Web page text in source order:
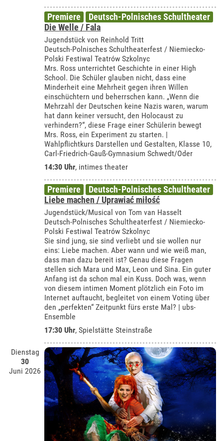
Premiere
Deutsch-Polnisches Schultheater
Die Welle / Fala
Jugendstück von Reinhold Tritt
Deutsch-Polnisches Schultheaterfest / Niemiecko-
Polski Festiwal Teatrów Szkolnyc
Mrs. Ross unterrichtet Geschichte in einer High
School. Die Schüler glauben nicht, dass eine
Minderheit eine Mehrheit gegen ihren Willen
einschüchtern und beherrschen kann. „Wenn die
Mehrzahl der Deutschen keine Nazis waren, warum
hat dann keiner versucht, den Holocaust zu
verhindern?“, diese Frage einer Schülerin bewegt
Mrs. Ross, ein Experiment zu starten. |
Wahlpflichtkurs Darstellen und Gestalten, Klasse 10,
Carl-Friedrich-Gauß-Gymnasium Schwedt/Oder
14:30 Uhr, intimes theater
Premiere
Deutsch-Polnisches Schultheater
Liebe machen / Uprawiać miłość
Jugendstück/Musical von Tom van Hasselt
Deutsch-Polnisches Schultheaterfest / Niemiecko-
Polski Festiwal Teatrów Szkolnyc
Sie sind jung, sie sind verliebt und sie wollen nur
eins: Liebe machen. Aber wann und wie weiß man,
dass man dazu bereit ist? Genau diese Fragen
stellen sich Mara und Max, Leon und Sina. Ein guter
Anfang ist da schon mal ein Kuss. Doch was, wenn
von diesem intimen Moment plötzlich ein Foto im
Internet auftaucht, begleitet von einem Voting über
den „perfekten“ Zeitpunkt fürs erste Mal? | ubs-
Ensemble
17:30 Uhr, Spielstätte Steinstraße
Dienstag
30
Juni 2026